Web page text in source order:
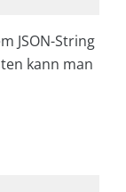
JSON-String
kann man